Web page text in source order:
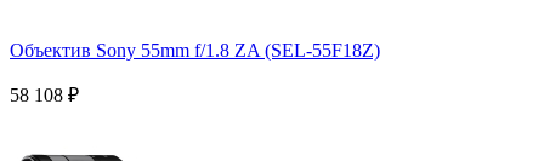
Объектив Sony 55mm f/1.8 ZA (SEL-55F18Z)
58 108 ₽